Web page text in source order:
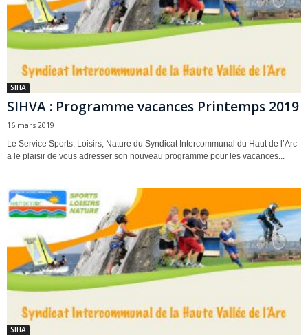
SIHA
SIHVA : Programme vacances Printemps 2019
16 mars 2019
Le Service Sports, Loisirs, Nature du Syndicat Intercommunal du Haut de l’Arc
a le plaisir de vous adresser son nouveau programme pour les vacances...
SIHA